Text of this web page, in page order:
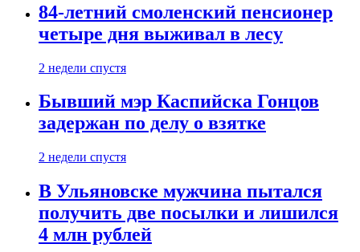
84-летний смоленский пенсионер
четыре дня выживал в лесу
2 недели спустя
Бывший мэр Каспийска Гонцов
задержан по делу о взятке
2 недели спустя
В Ульяновске мужчина пытался
получить две посылки и лишился
4 млн рублей